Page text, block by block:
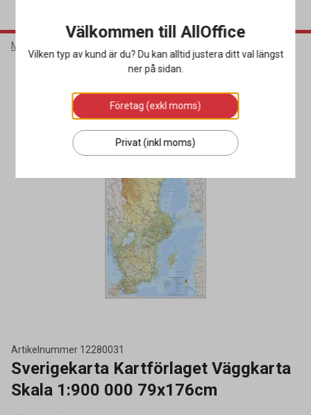
Möbler & Inredning
Artikelnummer 12280031
Sverigekarta Kartförlaget Väggkarta
Skala 1:900 000 79x176cm
Välkommen till AllOffice
Vilken typ av kund är du? Du kan alltid justera ditt val längst
ner på sidan.
Företag (exkl moms)
Privat (inkl moms)